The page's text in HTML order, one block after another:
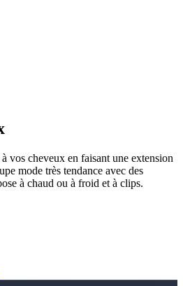
vos cheveux en faisant une extension
mode très tendance avec des
à chaud ou à froid et à clips.